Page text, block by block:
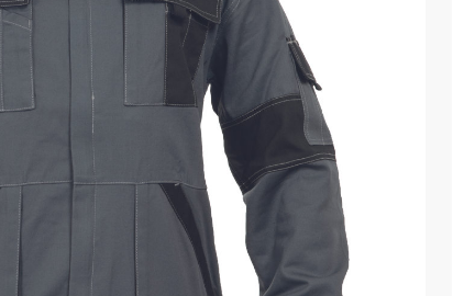
утепленные
брюки
работы
и медицина
брюки на каждый день
Детские футболки
Фартуки
Костюмы
Серия MAX
Серия Neurum
Серия Comfort
Серия Professional